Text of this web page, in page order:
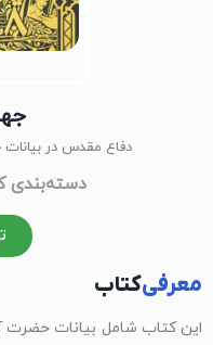
دفاع مقدس در
دسته‌بندی
معرفیکتاب
این کتاب شامل بیانات حضرت